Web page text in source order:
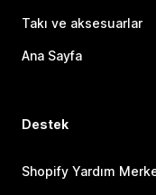
Takı ve aksesuarlar
Ana Sayfa
Destek
Shopify Yardım